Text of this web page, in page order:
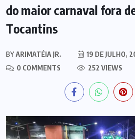
do maior carnaval fora
Tocantins
BYARIMATÉIA JR.
19 DE JULHO,
0 COMMENTS
252 VIEWS